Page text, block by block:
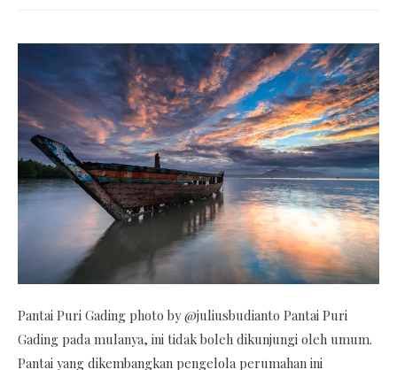
Pantai Puri Gading photo by @juliusbudianto Pantai Puri
Gading pada mulanya, ini tidak boleh dikunjungi oleh umum.
Pantai yang dikembangkan pengelola perumahan ini